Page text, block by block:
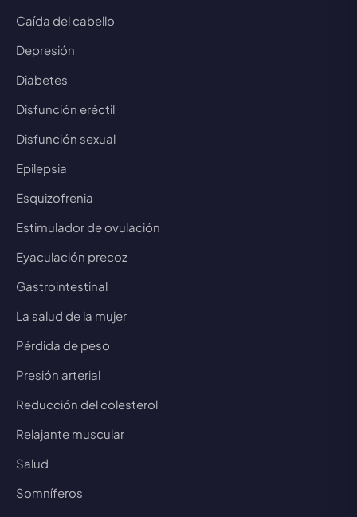
Caída del cabello
Depresión
Diabetes
Disfunción eréctil
Disfunción sexual
Epilepsia
Esquizofrenia
Estimulador de ovulación
Eyaculación precoz
Gastrointestinal
La salud de la mujer
Pérdida de peso
Presión arterial
Reducción del colesterol
Relajante muscular
Salud
Somníferos